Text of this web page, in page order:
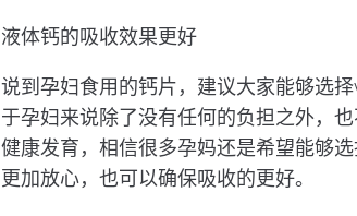
液体钙的吸收效果更好
说到孕妇食用的钙片，建议大家能够选
于孕妇来说除了没有任何的负担之外，
健康发育，相信很多孕妈还是希望能够
更加放心，也可以确保吸收的更好。